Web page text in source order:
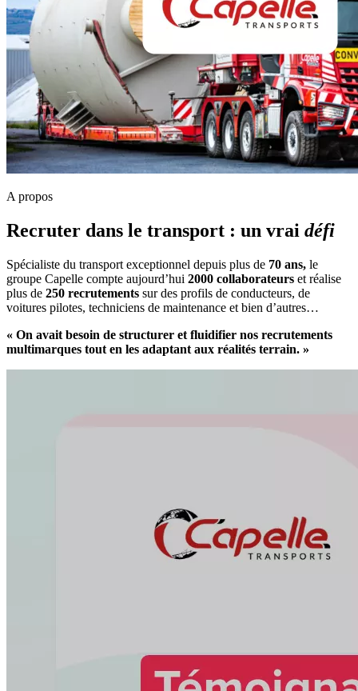
A propos
Recruter dans le transport : un vrai défi
Spécialiste du transport exceptionnel depuis plus de 70 ans, le
groupe Capelle compte aujourd’hui 2000 collaborateurs et réalise
plus de 250 recrutements sur des profils de conducteurs, de
voitures pilotes, techniciens de maintenance et bien d’autres…
« On avait besoin de structurer et fluidifier nos recrutements
multimarques tout en les adaptant aux réalités terrain. »